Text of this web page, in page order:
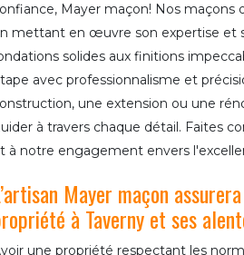
Mayer maçon! Nos maçons
mettant en œuvre son expertise et
solides aux finitions
avec professionnalisme et
une extension ou une
à travers chaque détail. Faites
à notre engagement envers
Mayer maçon
à Taverny et ses
une propriété respectant les